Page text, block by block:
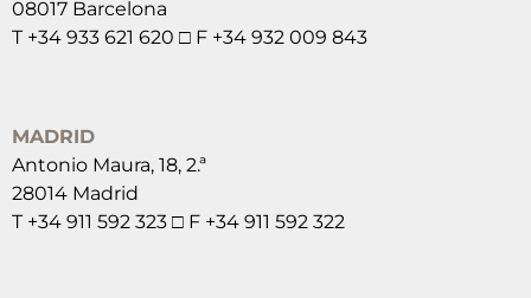
08017 Barcelona
T +34 933 621 620 □ F +34 932 009 843
MADRID
Antonio Maura, 18, 2.ª
28014 Madrid
T +34 911 592 323 □ F +34 911 592 322